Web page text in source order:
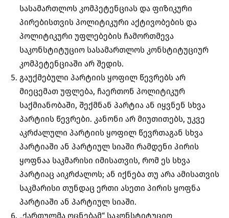
სასამართლოს კომპეტენციას და ფიზიკური
პირებისთვის პოლიტიკური აქტივობების და
პოლიტიკური უფლებების ჩამორთმევა
საკონსტიტუციო სასამართლოს კონსტიტუციურ
კომპეტენციაში არ შედის.
გაუქმებული პარტიის ყოფილ წევრებს არ
მიეცემათ უფლება, ჩაერთონ პოლიტიკურ
საქმიანობაში, შექმნან პარტია ან იყვნენ სხვა
პარტიის წევრები. კანონი არ მიუთითებს, უკვე
აკრძალული პარტიის ყოფილ წევრთაგან სხვა
პარტიაში ან პარტიულ სიაში რამდენი პირის
ყოფნაა საკმარისი იმისათვის, რომ ეს სხვა
პარტიაც აიკრძალოს; ან იქნება თუ არა ამისათვის
საკმარისი თუნდაც ერთი ასეთი პირის ყოფნა
პარტიაში ან პარტიულ სიაში.
„ქართულმა ოცნებამ“ საკონსტიტუციო